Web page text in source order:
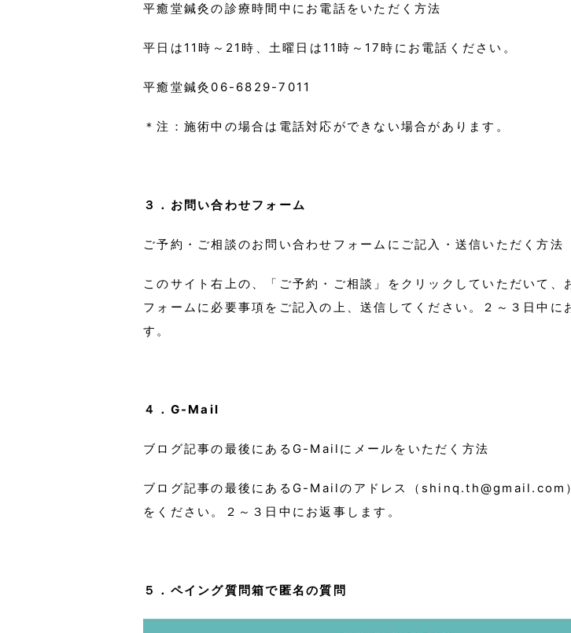
平癒堂鍼灸の診療時間中にお電話をいただく方法
平日は11時～21時、土曜日は11時～17時にお電話ください。
平癒堂鍼灸06-6829-7011
＊注：施術中の場合は電話対応ができない場合があります。
３．お問い合わせフォーム
ご予約・ご相談のお問い合わせフォームにご記入・送信いただく方法
このサイト右上の、「ご予約・ご相談」をクリックしていただいて、
フォームに必要事項をご記入の上、送信してください。２～３日中に
す。
４．G-Mail
ブログ記事の最後にあるG-Mailにメールをいただく方法
ブログ記事の最後にあるG-Mailのアドレス（shinq.th@gmail.com
をください。２～３日中にお返事します。
５．ペイング質問箱で匿名の質問